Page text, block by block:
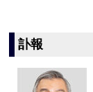
訃報